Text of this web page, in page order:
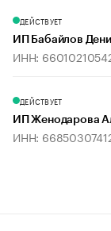
ДЕЙСТВУЕТ
ИП Бабайлов
ИНН:
ДЕЙСТВУЕТ
ИП Женодарова
ИНН: